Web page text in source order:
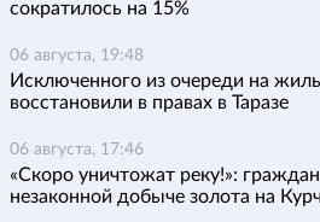
сократилось на 15%
06 августа, 19:48
Исключенного из очереди на
восстановили в правах в Таразе
06 августа, 17:46
«Скоро уничтожат реку!»:
незаконной добыче золота на